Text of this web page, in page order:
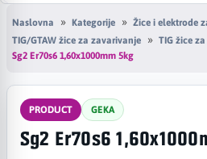
Naslovna Kategorije
Žice i elektrode
TIG/GTAW žice za zavarivanje
TIG žice
Sg2 Er70s6 1,60x1000mm 5kg
PRODUCT GEKA
Sg2 Er70s6